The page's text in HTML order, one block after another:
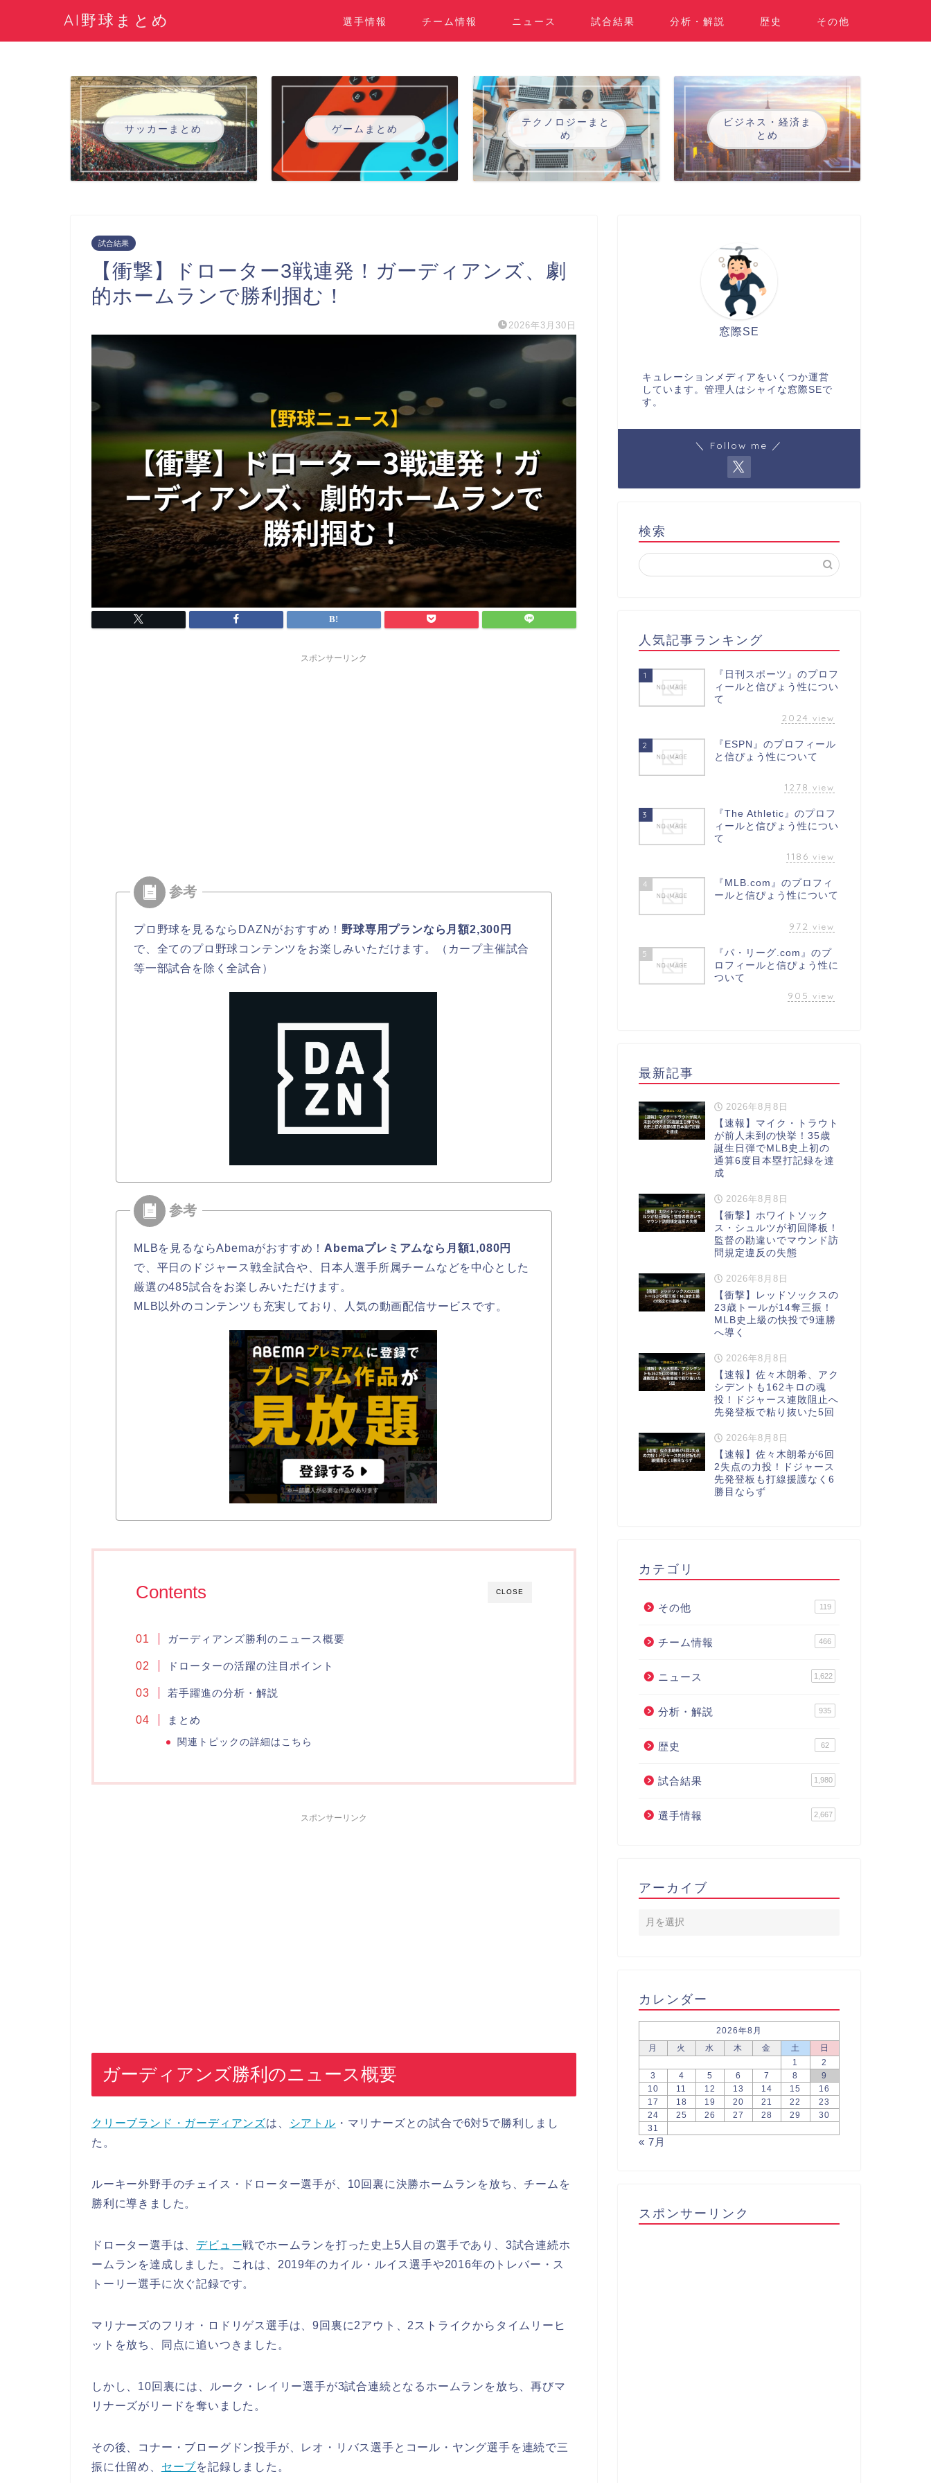
AI野球まとめ 選手情報 チーム情報 ニュース 試合結果 分析・解説 歴史 その他
サッカーまとめ ゲームまとめ
テクノロジーまと
め
ビジネス・経済ま
とめ
試合結果
【衝撃】ドローター3戦連発！ガーディアンズ、劇
的ホームランで勝利掴む！
2026年3月30日
スポンサーリンク
プロ野球を見るならDAZNがおすすめ！ 野球専用プランなら月額2,300円
で、全てのプロ野球コンテンツをお楽しみいただけます。（カープ主催試合
等一部試合を除く全試合）
MLBを見るならAbemaがおすすめ！ Abemaプレミアムなら月額1,080円
で、平日のドジャース戦全試合や、日本人選手所属チームなどを中心とした
厳選の485試合をお楽しみいただけます。
MLB以外のコンテンツも充実しており、人気の動画配信サービスです。
CLOSE
Contents
ガーディアンズ勝利のニュース概要
ドローターの活躍の注目ポイント
若手躍進の分析・解説
まとめ
関連トピックの詳細はこちら
スポンサーリンク
ガーディアンズ勝利のニュース概要
クリーブランド・ ガーディアンズは、 シアトル ・マリナーズとの試合で6対5で勝利しまし
た。
ルーキー外野手のチェイス・ドローター選手が、10回裏に決勝ホームランを放ち、チームを
勝利に導きました。
ドローター選手は、 デビュー戦でホームランを打った史上5人目の選手であり、3試合連続ホ
ームランを達成しました。これは、2019年のカイル・ルイス選手や2016年のトレバー・ス
トーリー選手に次ぐ記録です。
マリナーズのフリオ・ロドリゲス選手は、9回裏に2アウト、2ストライクからタイムリーヒ
ットを放ち、同点に追いつきました。
しかし、10回裏には、ルーク・レイリー選手が3試合連続となるホームランを放ち、再びマ
リナーズがリードを奪いました。
その後、コナー・ブローグドン投手が、レオ・リバス選手とコール・ヤング選手を連続で三
振に仕留め、 セーブ を記録しました。
窓際SE
キュレーションメディアをいくつか運営
しています。管理人はシャイな窓際SEで
す。
＼ Follow me ／
検索
人気記事ランキング
1
『日刊スポーツ』のプロフ
ィールと信ぴょう性につい
て
2024 view
2
『ESPN』のプロフィール
と信ぴょう性について
1278 view
3
『The Athletic』のプロフ
ィールと信ぴょう性につい
て
1186 view
4
『MLB.com』のプロフィ
ールと信ぴょう性について
972 view
5
『パ・リーグ.com』のプ
ロフィールと信ぴょう性に
ついて
905 view
最新記事
2026年8月8日
【速報】マイク・トラウト
が前人未到の快挙！35歳
誕生日弾でMLB史上初の
通算6度目本塁打記録を達
成
2026年8月8日
【衝撃】ホワイトソック
ス・シュルツが初回降板！
監督の勘違いでマウンド訪
問規定違反の失態
2026年8月8日
【衝撃】レッドソックスの
23歳トールが14奪三振！
MLB史上級の快投で9連勝
へ導く
2026年8月8日
【速報】佐々木朗希、アク
シデントも162キロの魂
投！ドジャース連敗阻止へ
先発登板で粘り抜いた5回
2026年8月8日
【速報】佐々木朗希が6回
2失点の力投！ドジャース
先発登板も打線援護なく6
勝目ならず
カテゴリ
その他 119
チーム情報 466
ニュース 1,622
分析・解説 935
歴史 62
試合結果 1,980
選手情報 2,667
アーカイブ
カレンダー
2026年8月
月
火 水 木 金 土
日
1
2
3
4 5 6 7 8
9
10
11 12 13 14 15
16
17
18 19 20 21 22
23
24
25 26 27 28 29
30
31
« 7月
スポンサーリンク